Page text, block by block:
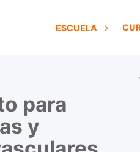
ESCUELA
para
y